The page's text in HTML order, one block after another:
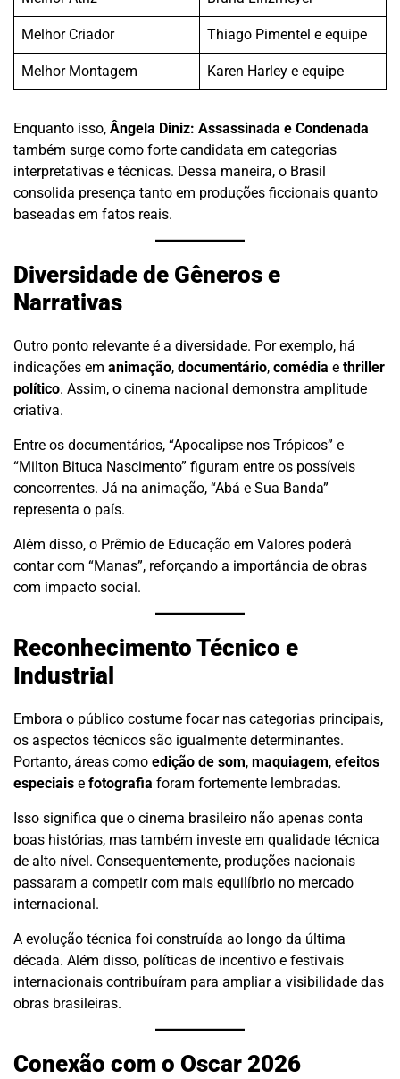
Melhor Criador Thiago Pimentel e equipe
Melhor Montagem Karen Harley e equipe
Enquanto isso, Ângela Diniz: Assassinada e Condenada
também surge como forte candidata em categorias
interpretativas e técnicas. Dessa maneira, o Brasil
consolida presença tanto em produções ficcionais quanto
baseadas em fatos reais.
Diversidade de Gêneros e
Narrativas
Outro ponto relevante é a diversidade. Por exemplo, há
indicações em animação, documentário, comédia e thriller
político. Assim, o cinema nacional demonstra amplitude
criativa.
Entre os documentários, “Apocalipse nos Trópicos” e
“Milton Bituca Nascimento” figuram entre os possíveis
concorrentes. Já na animação, “Abá e Sua Banda”
representa o país.
Além disso, o Prêmio de Educação em Valores poderá
contar com “Manas”, reforçando a importância de obras
com impacto social.
Reconhecimento Técnico e
Industrial
Embora o público costume focar nas categorias principais,
os aspectos técnicos são igualmente determinantes.
Portanto, áreas como edição de som, maquiagem, efeitos
especiais e fotografia foram fortemente lembradas.
Isso significa que o cinema brasileiro não apenas conta
boas histórias, mas também investe em qualidade técnica
de alto nível. Consequentemente, produções nacionais
passaram a competir com mais equilíbrio no mercado
internacional.
A evolução técnica foi construída ao longo da última
década. Além disso, políticas de incentivo e festivais
internacionais contribuíram para ampliar a visibilidade das
obras brasileiras.
Conexão com o Oscar 2026